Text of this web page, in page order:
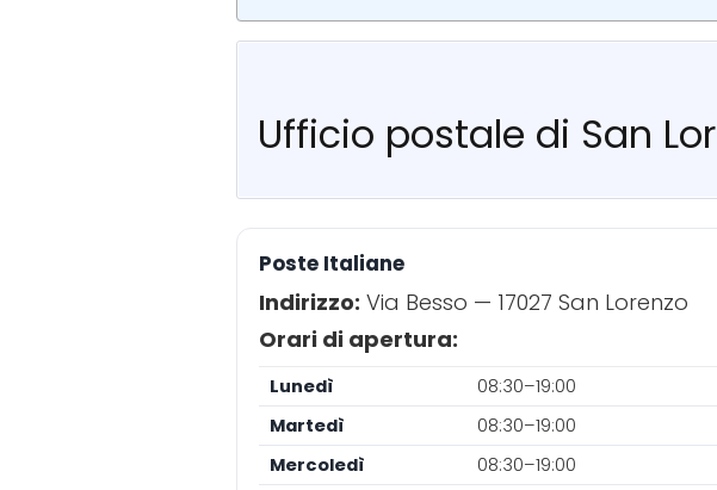
Ufficio postale di San
Poste Italiane
Indirizzo: Via Besso — 17027 San Lorenzo
Orari di apertura:
Lunedì
08:30–19:00
Martedì
08:30–19:00
Mercoledì
08:30–19:00